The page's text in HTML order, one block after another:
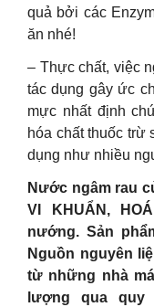
quả bởi các
ăn nhé!
– Thực chất, việc
tác dụng gây ức
mực nhất định
hóa chất thuốc trừ
dụng như nhiều
Nước ngâm rau
VI KHUẨN,
nướng. Sản
Nguồn nguyên
từ những nhà
lượng qua quy